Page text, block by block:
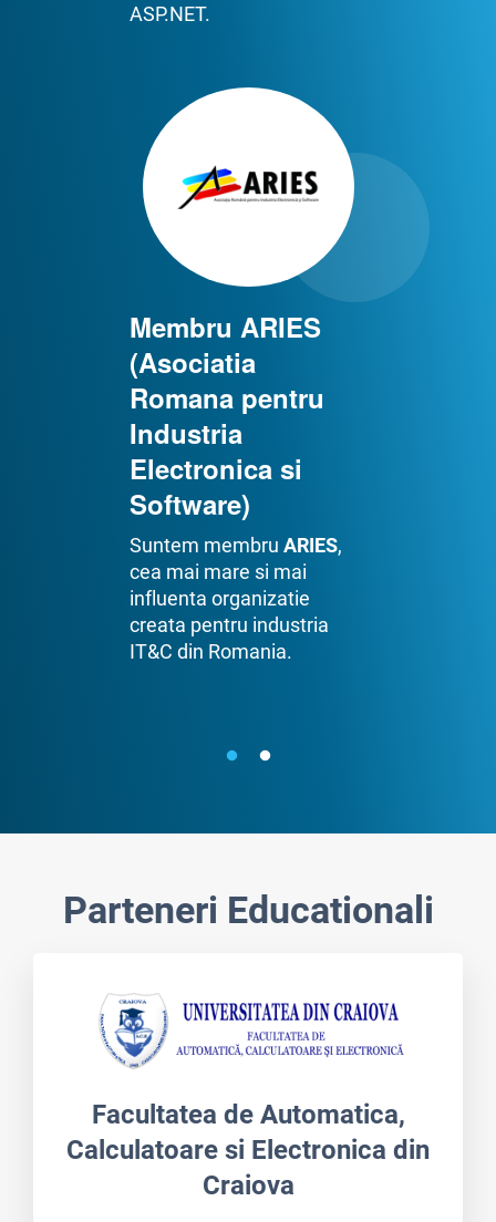
ASP.NET.
Membru ARIES
(Asociatia
Romana pentru
Industria
Electronica si
Software)
Suntem membru ARIES,
cea mai mare si mai
influenta organizatie
creata pentru industria
IT&C din Romania.
Parteneri Educationali
Facultatea de Automatica,
Calculatoare si Electronica din
Craiova